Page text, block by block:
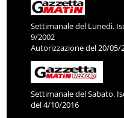
Settimanale del Lunedì.
9/2002
Autorizzazione del 20/05/
Settimanale del Sabato.
del 4/10/2016